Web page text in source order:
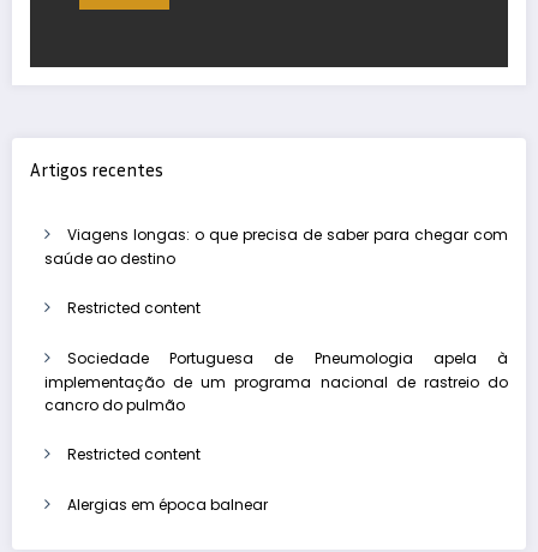
Artigos recentes
Viagens longas: o que precisa de saber para chegar com
saúde ao destino
Restricted content
Sociedade Portuguesa de Pneumologia apela à
implementação de um programa nacional de rastreio do
cancro do pulmão
Restricted content
Alergias em época balnear